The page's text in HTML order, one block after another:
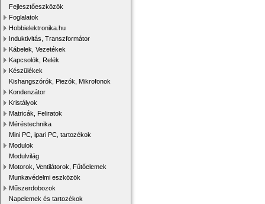
Fejlesztőeszközök
Foglalatok
Hobbielektronika.hu
Induktivitás, Transzformátor
Kábelek, Vezetékek
Kapcsolók, Relék
Készülékek
Kishangszórók, Piezók, Mikrofonok
Kondenzátor
Kristályok
Matricák, Feliratok
Méréstechnika
Mini PC, ipari PC, tartozékok
Modulok
Modulvilág
Motorok, Ventilátorok, Fűtőelemek
Munkavédelmi eszközök
Műszerdobozok
Napelemek és tartozékok